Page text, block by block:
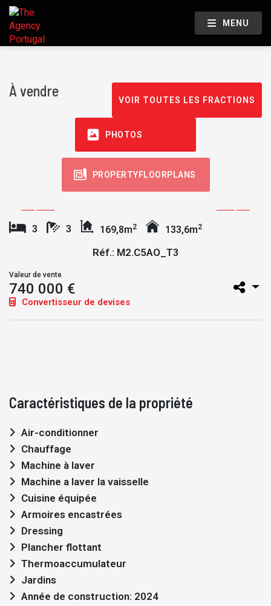
MENU
À vendre
VOIR TOUTES LES FRACTIONS
PHOTOS
PROPERTYFLOORPLANS
3 3 169,8m2 133,6m2
Réf.: M2.C5AO_T3
Valeur de vente
740 000 €
Convertisseur de devises
Caractéristiques de la propriété
Air-conditionner
Chauffage
Machine à laver
Machine a laver la vaisselle
Cuisine équipée
Armoires encastrées
Dressing
Plancher flottant
Thermoaccumulateur
Jardins
Année de construction: 2024